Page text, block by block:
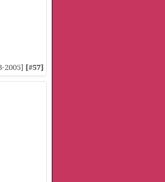
2005] [#57]